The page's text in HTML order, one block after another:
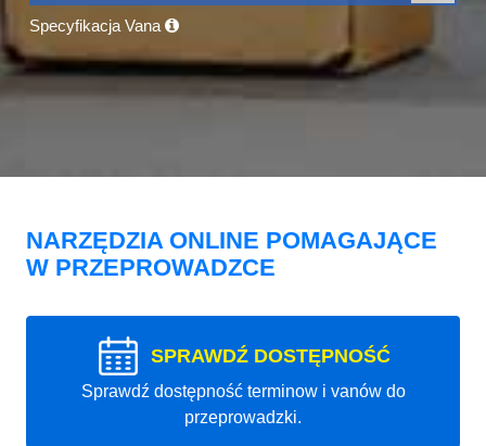
Specyfikacja Vana
NARZĘDZIA ONLINE POMAGAJĄCE
W PRZEPROWADZCE
SPRAWDŹ DOSTĘPNOŚĆ
Sprawdź dostępność terminow i vanów do
przeprowadzki.